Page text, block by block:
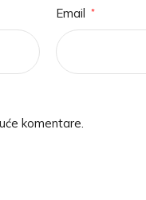
Email *
komentare.